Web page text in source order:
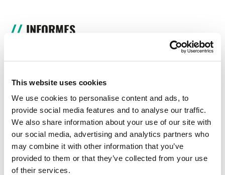
This website uses cookies
We use cookies to personalise content and ads, to
provide social media features and to analyse our traffic.
We also share information about your use of our site with
our social media, advertising and analytics partners who
may combine it with other information that you’ve
provided to them or that they’ve collected from your use
of their services.
INFORMES
individuos en Colombia, Ecuador, Chile, Panamá y otros países de
América Latina.
Tácticas, técnicas y procedimientos (TTPs) de los grupos de
APT asiáticos modernos
MosaicRegressor: acechando en las sombras de UEFI